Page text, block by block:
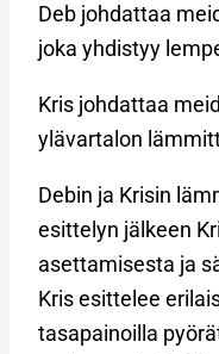
Deb johdattaa
joka yhdistyy
Kris johdattaa
ylävartalon
Debin ja Krisin
esittelyn jälkeen
asettamisesta ja
Kris esittelee
tasapainoilla